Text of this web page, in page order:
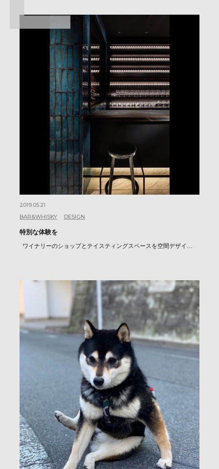
2019.05.21
BAR&WHISKY
DESIGN
特別な体験を
ワイナリーのショップとテイスティングスペースを空間デザイ…